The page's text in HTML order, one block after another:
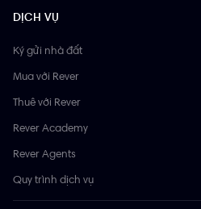
DỊCH VỤ
Ký gửi nhà đất
Mua với Rever
Thuê với Rever
Rever Academy
Rever Agents
Quy trình dịch vụ